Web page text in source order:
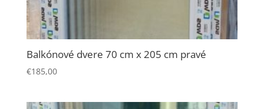
Balkónové dvere 70 cm x 205 cm pravé
€185,00